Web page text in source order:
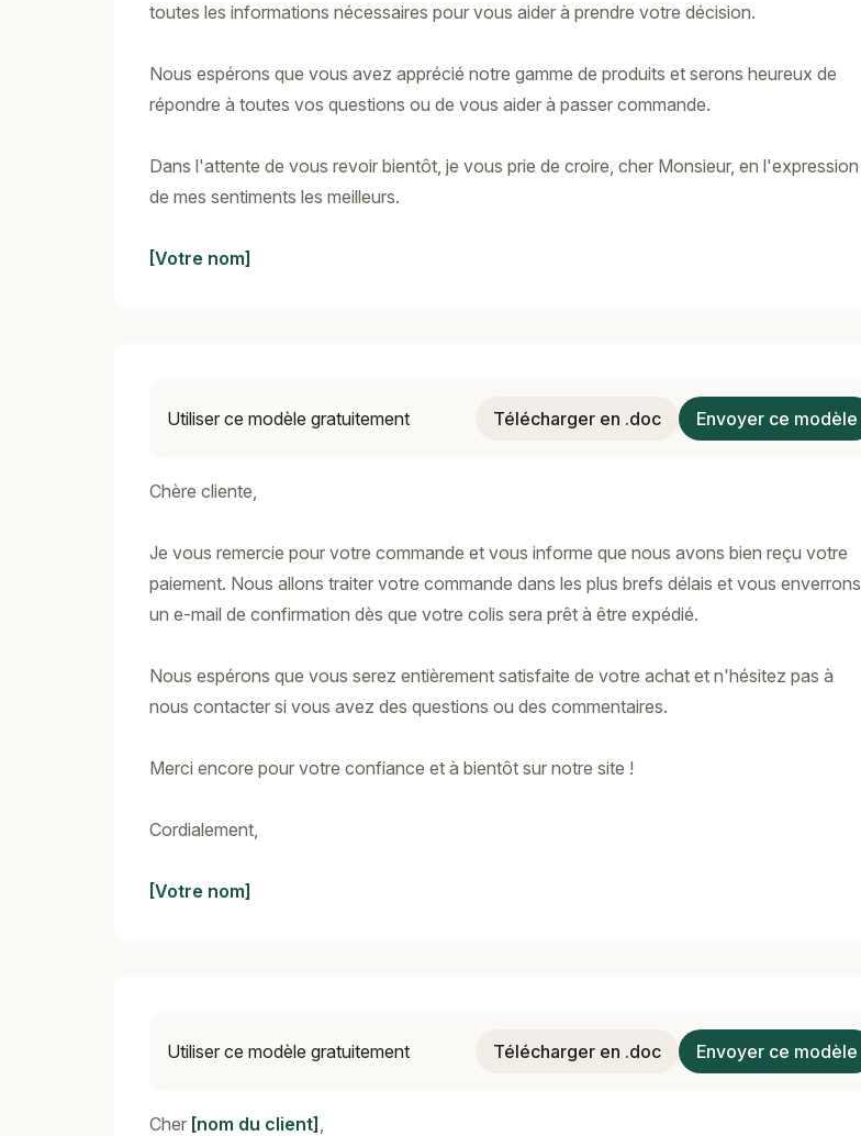
toutes les informations nécessaires pour vous aider à prendre votre décision.
Nous espérons que vous avez apprécié notre gamme de produits et serons heureux de
répondre à toutes vos questions ou de vous aider à passer commande.
Dans l'attente de vous revoir bientôt, je vous prie de croire, cher Monsieur, en l'expression
de mes sentiments les meilleurs.
[Votre nom]
Utiliser ce modèle gratuitement Télécharger en .doc Envoyer ce modèle
Chère cliente,
Je vous remercie pour votre commande et vous informe que nous avons bien reçu votre
paiement. Nous allons traiter votre commande dans les plus brefs délais et vous enverrons
un e-mail de confirmation dès que votre colis sera prêt à être expédié.
Nous espérons que vous serez entièrement satisfaite de votre achat et n'hésitez pas à
nous contacter si vous avez des questions ou des commentaires.
Merci encore pour votre confiance et à bientôt sur notre site !
Cordialement,
[Votre nom]
Utiliser ce modèle gratuitement Télécharger en .doc Envoyer ce modèle
Cher [nom du client] ,